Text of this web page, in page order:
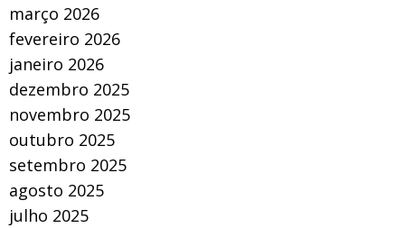
março 2026
fevereiro 2026
janeiro 2026
dezembro 2025
novembro 2025
outubro 2025
setembro 2025
agosto 2025
julho 2025